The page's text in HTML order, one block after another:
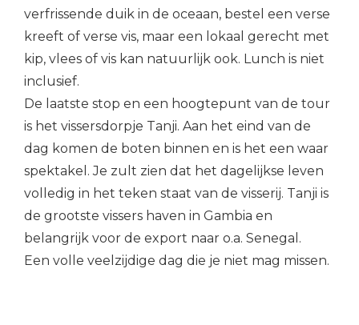
verfrissende duik in de oceaan, bestel een verse
kreeft of verse vis, maar een lokaal gerecht met
kip, vlees of vis kan natuurlijk ook. Lunch is niet
inclusief.
De laatste stop en een hoogtepunt van de tour
is het vissersdorpje Tanji. Aan het eind van de
dag komen de boten binnen en is het een waar
spektakel. Je zult zien dat het dagelijkse leven
volledig in het teken staat van de visserij. Tanji is
de grootste vissers haven in Gambia en
belangrijk voor de export naar o.a. Senegal.
Een volle veelzijdige dag die je niet mag missen.